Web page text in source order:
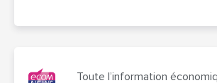
Toute l’information